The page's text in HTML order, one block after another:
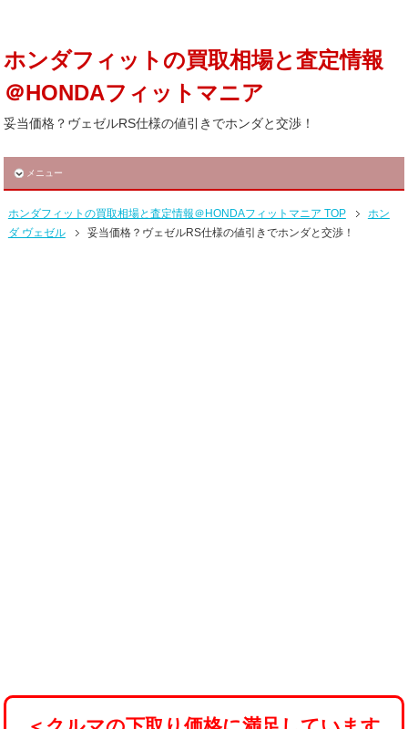
ホンダフィットの買取相場と査定情報
＠HONDAフィットマニア
妥当価格？ヴェゼルRS仕様の値引きでホンダと交渉！
メニュー
ホンダフィットの買取相場と査定情報＠HONDAフィットマニア TOP
ホン
ダ ヴェゼル
妥当価格？ヴェゼルRS仕様の値引きでホンダと交渉！